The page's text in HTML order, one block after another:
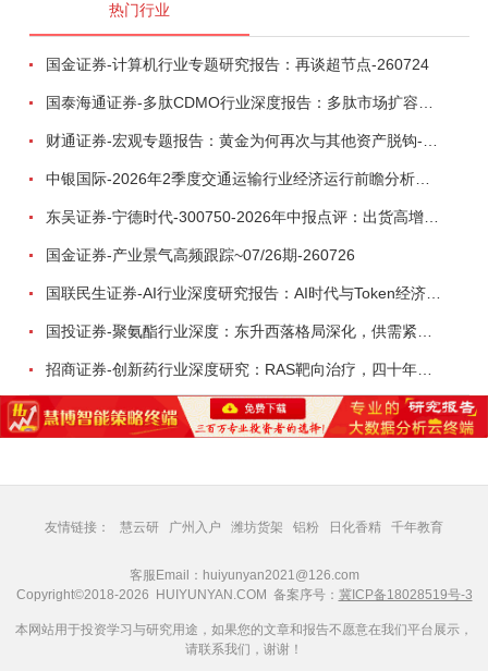
热门行业
国金证券-计算机行业专题研究报告：再谈超节点-260724
中银国际-2026年2季度交通运输行业经济运行前瞻分析：地缘冲突致航运和航空景气度分化，交通基础设施板块总体呈现稳健特征-260724
东吴证券-宁德时代-300750-2026年中报点评：出货高增业绩稳健，回购彰显龙头信心-260726
国金证券-产业景气高频跟踪~07/26期-260726
国联民生证券-AI行业深度研究报告：AI时代与Token经济，从技术符号到数字石油-260801
招商证券-创新药行业深度研究：RAS靶向治疗，四十年不可成药的终结，与终结之后的治疗格局演化-260805
友情链接： 慧云研 广州入户 潍坊货架 铝粉 日化香精 千年教育
客服Email：huiyunyan2021@126.com
Copyright©2018-2026 HUIYUNYAN.COM 备案序号： 冀ICP备18028519号-3
本网站用于投资学习与研究用途，如果您的文章和报告不愿意在我们平台展示，
请联系我们，谢谢！